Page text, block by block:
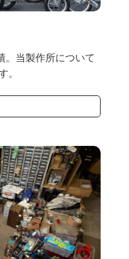
。当製作所について
。